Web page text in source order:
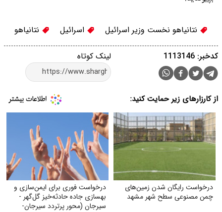
نتانیاهو نخست وزیر اسرائیل اسرائیل نتانیاهو
لینک کوتاه کدخبر: 1113146
از کارزارهای زیر حمایت کنید:
درخواست رایگان شدن زمین‌های
چمن مصنوعی سطح شهر مشهد
درخواست فوری برای ایمن‌سازی و
بهسازی جاده حادثه‌خیز گل‌گهر -
سیرجان (محور پرتردد سیرجان-